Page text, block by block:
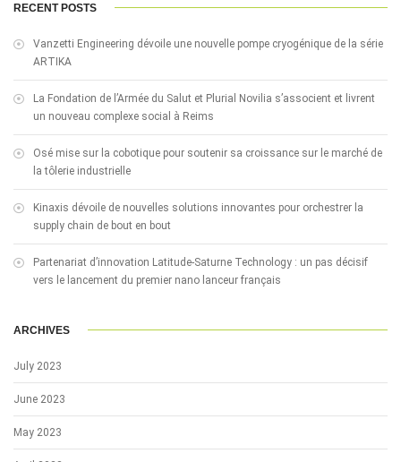
RECENT POSTS
Vanzetti Engineering dévoile une nouvelle pompe cryogénique de la série
ARTIKA
La Fondation de l’Armée du Salut et Plurial Novilia s’associent et livrent
un nouveau complexe social à Reims
Osé mise sur la cobotique pour soutenir sa croissance sur le marché de
la tôlerie industrielle
Kinaxis dévoile de nouvelles solutions innovantes pour orchestrer la
supply chain de bout en bout
Partenariat d’innovation Latitude-Saturne Technology : un pas décisif
vers le lancement du premier nano lanceur français
ARCHIVES
July 2023
June 2023
May 2023